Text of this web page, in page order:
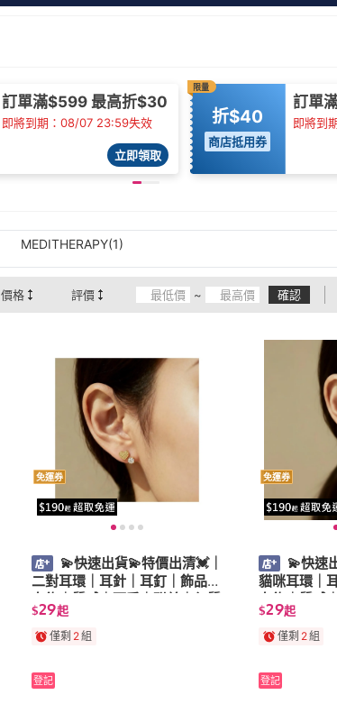
訂單滿$599 最高折$30
即將到期：08/07 23:59失效
立即領取
限量
折$40
商店抵用券
訂單
即將到
MEDITHERAPY(1)
價格 評價 ~ 確認
免運券
💫快速出貨💫特價出清💓｜
二對耳環｜耳針｜耳釘｜飾品｜
女飾｜質感｜可愛｜甜美｜氣質
$29起
僅剩 2組
登記
免運券
💫快速
貓咪耳環｜
女飾｜質感
$29起
僅剩 2組
登記